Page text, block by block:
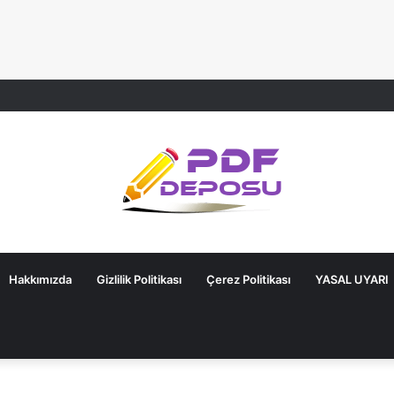
Hakkımızda Gizlilik Politikası Çerez Politikası YASAL UYARI